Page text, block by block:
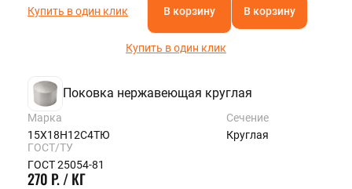
Купить в один клик В корзину В корзину
Купить в один клик
Поковка нержавеющая круглая
Марка
15Х18Н12С4ТЮ
Сечение
Круглая
ГОСТ/ТУ
ГОСТ 25054-81
270 Р. / КГ